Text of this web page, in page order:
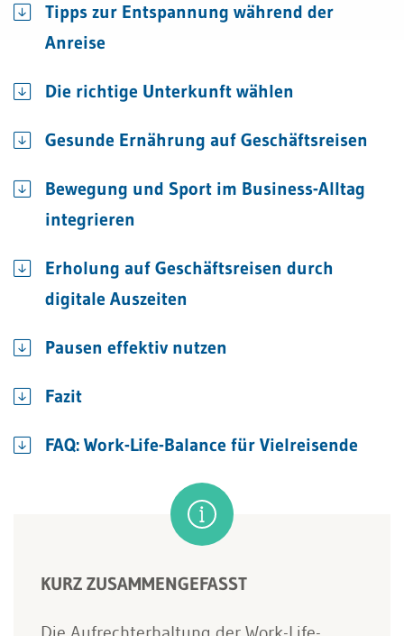
Tipps zur Entspannung während der
Anreise
Die richtige Unterkunft wählen
Gesunde Ernährung auf Geschäftsreisen
Bewegung und Sport im Business-Alltag
integrieren
Erholung auf Geschäftsreisen durch
digitale Auszeiten
Pausen effektiv nutzen
Fazit
FAQ: Work-Life-Balance für Vielreisende
KURZ ZUSAMMENGEFASST